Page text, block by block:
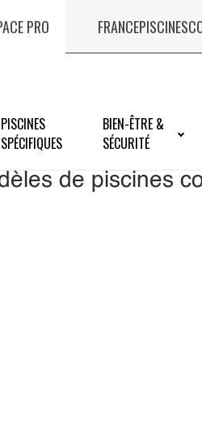
PRO
PISCINES
SPÉCIFIQUES
BIEN-ÊTRE &
SÉCURITÉ
de piscines